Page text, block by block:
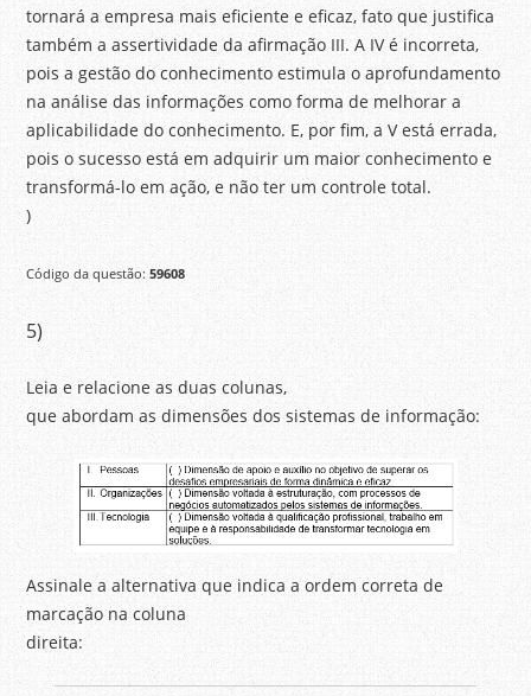
tornará a empresa mais eficiente e eficaz, fato que justifica
também a assertividade da afirmação III. A IV é incorreta,
pois a gestão do conhecimento estimula o aprofundamento
na análise das informações como forma de melhorar a
aplicabilidade do conhecimento. E, por fim, a V está errada,
pois o sucesso está em adquirir um maior conhecimento e
transformá-lo em ação, e não ter um controle total.
)
Código da questão:59608
5)
Leia e relacione as duas colunas,
que abordam as dimensões dos sistemas de informação:
Assinale a alternativa que indica a ordem correta de
marcação na coluna
direita: